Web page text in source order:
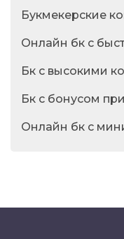
Букмекерские
Онлайн бк с
Бк с высокими
Бк с бонусом
Онлайн бк с